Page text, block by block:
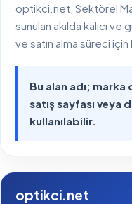
optikci.net, Sektörel
sunulan akılda kalıcı ve
ve satın alma süreci
Bu alan adı;
satış sayfası veya
kullanılabilir.
optikci.net